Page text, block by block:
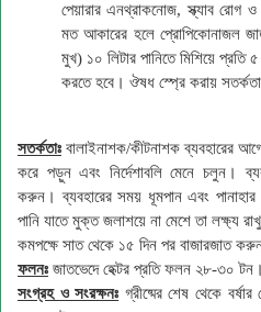
পেয়ারার এনথ্রাকনোজ, স্ক্যাব রোগ
মত আকারের হলে প্রোপিকোনাজল
মুখ) ১০ লিটার পানিতে মিশিয়ে
করতে হবে। ঔষধ স্প্রে করায়
সতর্কতাঃ বালাইনাশক/কীটনাশক ব্যবহারের
করে পড়ুন এবং নির্দেশাবলি মেনে চলুন।
করুন। ব্যবহারের সময় ধূমপান এবং পানাহার
পানি যাতে মুক্ত জলাশয়ে না মেশে তা লক্ষ্য
কমপক্ষে সাত থেকে ১৫ দিন পর বাজারজাত
ফলনঃ জাতভেদে হেক্টর প্রতি ফলন ২৮-৩০ টন।
সংগ্রহও সংরক্ষনঃ গ্রীষ্মের শেষ থেকে